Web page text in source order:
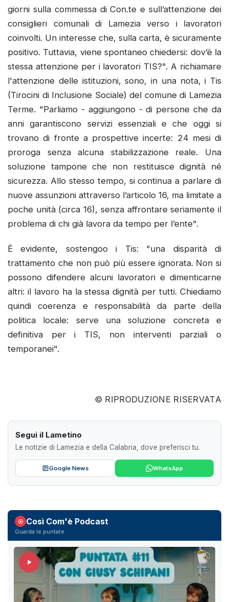
giorni sulla commessa di Con.te e sull’attenzione dei
consiglieri comunali di Lamezia verso i lavoratori
coinvolti. Un interesse che, sulla carta, è sicuramente
positivo. Tuttavia, viene spontaneo chiedersi: dov’è la
stessa attenzione per i lavoratori TIS?". A richiamare
l'attenzione delle istituzioni, sono, in una nota, i Tis
(Tirocini di Inclusione Sociale) del comune di Lamezia
Terme. "Parliamo - aggiungono - di persone che da
anni garantiscono servizi essenziali e che oggi si
trovano di fronte a prospettive incerte: 24 mesi di
proroga senza alcuna stabilizzazione reale. Una
soluzione tampone che non restituisce dignità né
sicurezza. Allo stesso tempo, si continua a parlare di
nuove assunzioni attraverso l’articolo 16, ma limitate a
poche unità (circa 16), senza affrontare seriamente il
problema di chi già lavora da tempo per l’ente".
È evidente, sostengoo i Tis: "una disparità di
trattamento che non può più essere ignorata. Non si
possono difendere alcuni lavoratori e dimenticarne
altri: il lavoro ha la stessa dignità per tutti. Chiediamo
quindi coerenza e responsabilità da parte della
politica locale: serve una soluzione concreta e
definitiva per i TIS, non interventi parziali o
temporanei".
© RIPRODUZIONE RISERVATA
Segui il Lametino
Le notizie di Lamezia e della Calabria, dove preferisci tu.
Google News WhatsApp
Così Com'è Podcast
Guarda le puntate